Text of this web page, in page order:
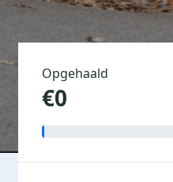
Opgehaald
€0